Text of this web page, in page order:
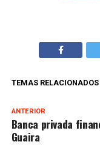
TEMAS RELACIONADOS
ANTERIOR
Banca privada
Guaira